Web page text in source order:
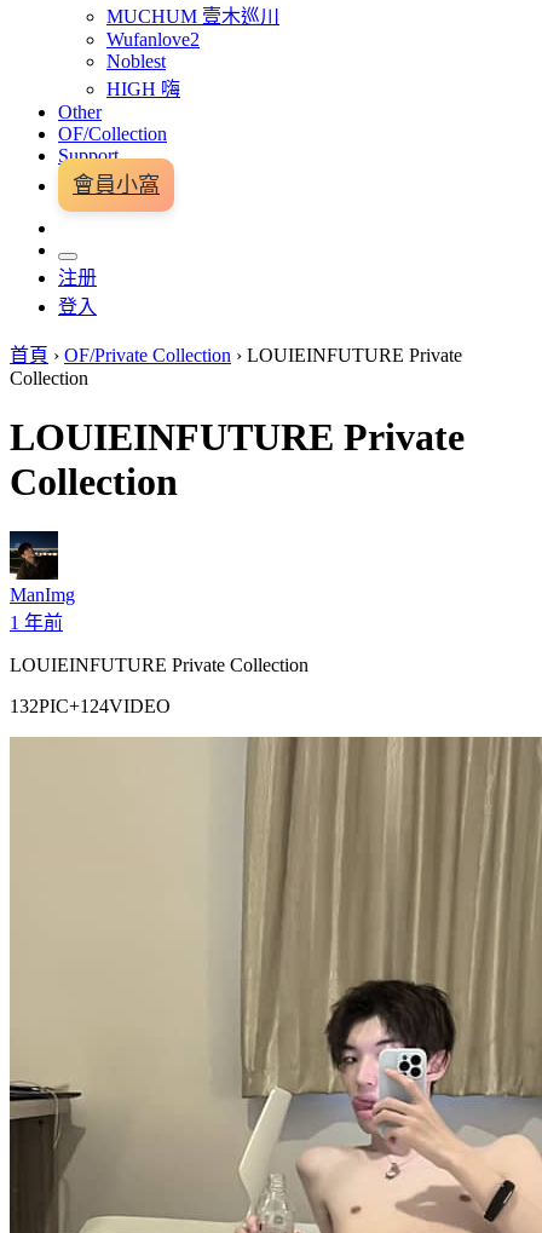
MUCHUM 壹木巡川
Wufanlove2
Noblest
HIGH 嗨
Other
OF/Collection
Support
會員小窩
注册
登入
首頁 › OF/Private Collection › LOUIEINFUTURE Private
Collection
LOUIEINFUTURE Private
Collection
ManImg
1 年前
LOUIEINFUTURE Private Collection
132PIC+124VIDEO